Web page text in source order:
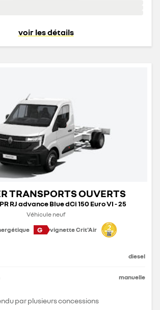
voir les détails
TRANSPORTS OUVERTS
RJ advance Blue dCi 150 Euro VI - 25
Véhicule neuf
G vignette Crit'Air
diesel
manuelle
par plusieurs concessions